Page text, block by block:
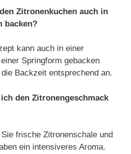
Zitronenkuchen auch in
backen?
kann auch in einer
Springform gebacken
Backzeit entsprechend an.
den Zitronengeschmack
frische Zitronenschale und
ein intensiveres Aroma.